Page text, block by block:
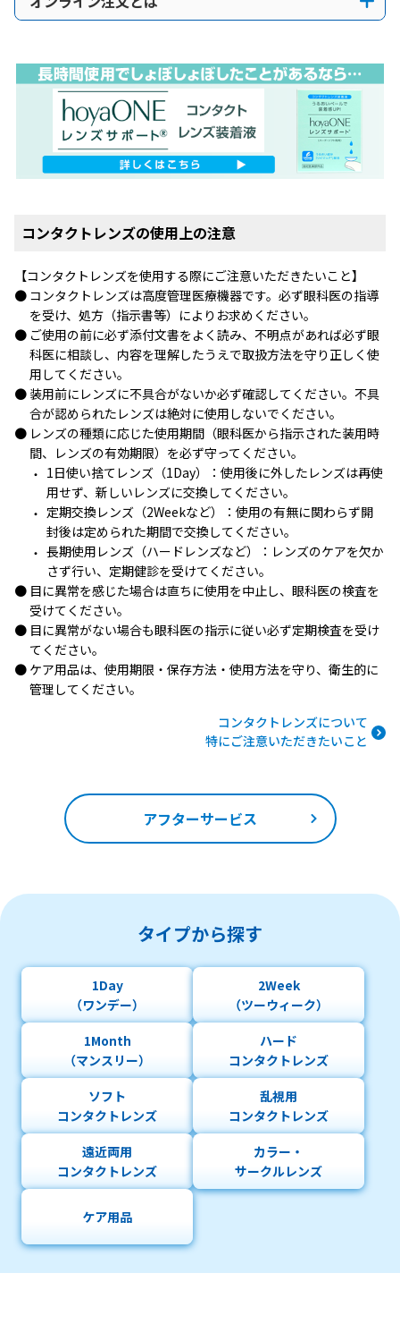
コンタクトレンズの使用上の注意
【コンタクトレンズを使用する際にご注意いただきたいこと】
コンタクトレンズは高度管理医療機器です。必ず眼科医の指導
を受け、処方（指示書等）によりお求めください。
ご使用の前に必ず添付文書をよく読み、不明点があれば必ず眼
科医に相談し、内容を理解したうえで取扱方法を守り正しく使
用してください。
装用前にレンズに不具合がないか必ず確認してください。不具
合が認められたレンズは絶対に使用しないでください。
レンズの種類に応じた使用期間（眼科医から指示された装用時
間、レンズの有効期限）を必ず守ってください。
1日使い捨てレンズ（1Day）：使用後に外したレンズは再使
用せず、新しいレンズに交換してください。
定期交換レンズ（2Weekなど）：使用の有無に関わらず開
封後は定められた期間で交換してください。
長期使用レンズ（ハードレンズなど）：レンズのケアを欠か
さず行い、定期健診を受けてください。
目に異常を感じた場合は直ちに使用を中止し、眼科医の検査を
受けてください。
目に異常がない場合も眼科医の指示に従い必ず定期検査を受け
てください。
ケア用品は、使用期限・保存方法・使用方法を守り、衛生的に
管理してください。
コンタクトレンズについて
特にご注意いただきたいこと
アフターサービス
タイプから探す
1Day
（ワンデー）
2Week
（ツーウィーク）
1Month
（マンスリー）
ハード
コンタクトレンズ
ソフト
コンタクトレンズ
乱視用
コンタクトレンズ
遠近両用
コンタクトレンズ
カラー・
サークルレンズ
ケア用品